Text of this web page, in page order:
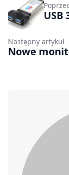
USB
Następny artykuł
Nowe